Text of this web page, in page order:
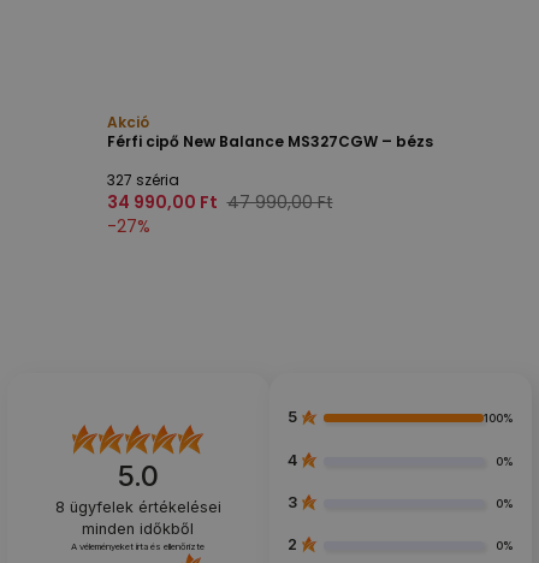
Akció
Férfi cipő New Balance MS327CGW – bézs
327 széria
34 990,00 Ft 47 990,00 Ft
-27%
5.0
8 ügyfelek értékelései
minden időkből
A véleményeket írta és ellenőrizte
5 100%
4 0%
3 0%
2 0%